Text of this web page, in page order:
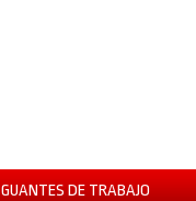
GUANTES DE TRABAJO